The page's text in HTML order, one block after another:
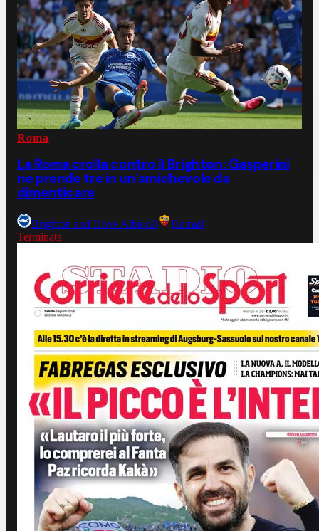
Roma
La Roma crolla contro il Brighton: Gasperini
ne prende tre in un'amichevole da
dimenticare
Brighton and Hove Albion3 Roma0
Terminata